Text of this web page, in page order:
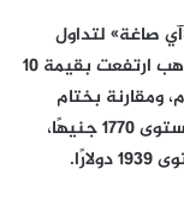
صاغة» لتداول
الذهب والمجوهرات عبر الانترنت، إن أسعار الذهب ارتفعت بقيمة 10
ومقارنة بختام
تعاملات أمس، ليسجل جرام الذهب عيار 21 مستوى 1770 جنيهًا،